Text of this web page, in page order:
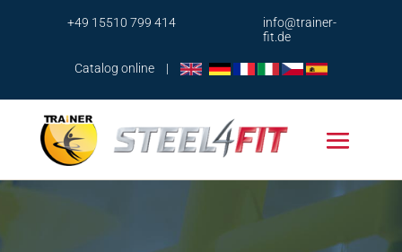
+49 15510 799 414
info@trainer-
fit.de
Catalog online |